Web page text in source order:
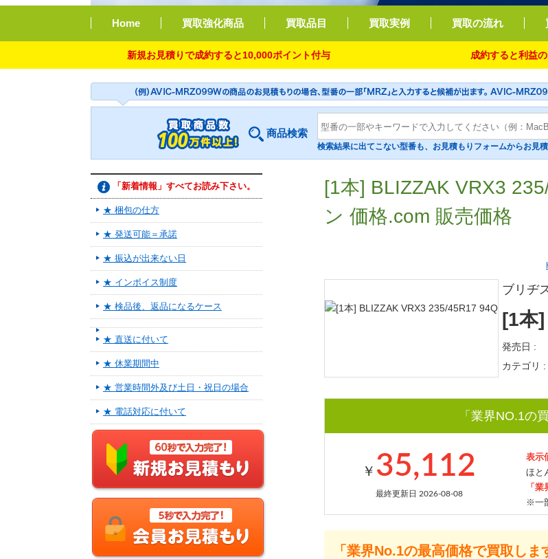
Home 買取強化商品 買取品目 買取実例 買取の流れ
新規お見積りで成約すると10,000ポイント付与 成約すると利益の10%ポ
商品検索
検索結果に出てこない型番も、お見積もりフォームからお見積
[1本] BLIZZAK VRX3
ン 価格.com 販売価格
ブリヂ
[1本
発売日 :
カテゴリ
「業界NO.1の
￥ 35,112
最終更新日 2026-08-08
表示
ほと
「
※一
「業界No.1の最高価格で買取しま
「新着情報」すべてお読み下さい。
★ 梱包の仕方
★ 発送可能＝承諾
★ 振込が出来ない日
★ インボイス制度
★ 検品後、返品になるケース
★ 直送に付いて
★ 休業期間中
★ 営業時間外及び土日・祝日の場合
★ 電話対応に付いて